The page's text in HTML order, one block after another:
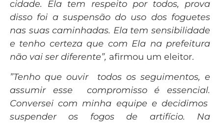
cidade. Ela tem respeito por todos, prova
disso foi a suspensão do uso dos foguetes
nas suas caminhadas. Ela tem sensibilidade
e tenho certeza que com Ela na prefeitura
não vai ser diferente”, afirmou um eleitor.
”Tenho que ouvir todos os seguimentos, e
assumir esse compromisso é essencial.
Conversei com minha equipe e decidimos
suspender os fogos de artifício. Na